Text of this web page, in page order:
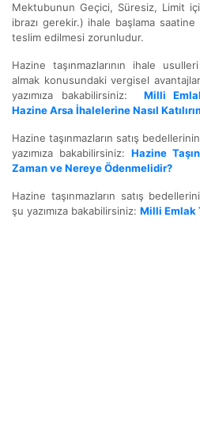
Mektubunun Geçici, Süresiz, Limit içi
ibrazı gerekir.) ihale başlama saatine
teslim edilmesi zorunludur.
Hazine taşınmazlarının ihale
almak konusundaki vergisel
yazımıza bakabilirsiniz: Milli
Hazine Arsa İhalelerine Nasıl
Hazine taşınmazların satış
yazımıza bakabilirsiniz: Hazine
Zaman ve Nereye Ödenmelidir?
Hazine taşınmazların satış
şu yazımıza bakabilirsiniz: Milli Emlak